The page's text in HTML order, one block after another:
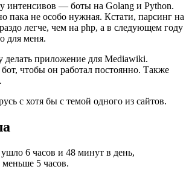
интенсивов — боты на Golang и Python.
пака не особо нужная. Кстати, парсинг на
легче, чем на php, а в следующем году
для меня.
делать приложение для Mediawiki.
чтобы он работал постоянно. Также
с хотя бы с темой одного из сайтов.
6 часов и 48 минут в день,
5 часов.